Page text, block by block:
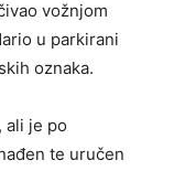
vožnjom
u parkirani
oznaka.
ali je po
te uručen